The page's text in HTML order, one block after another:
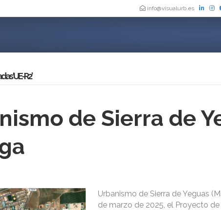
info@visualurb.es
‘UE-R2’
de Sierra de
Urbanismo de Sierra de Yeguas
de marzo de 2025, el Proyecto